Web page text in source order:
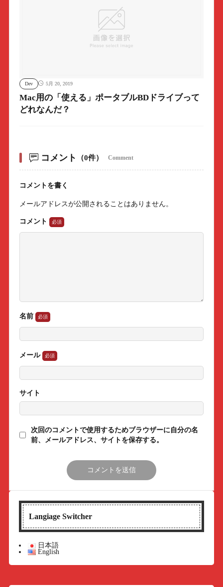
Dev 5月 20, 2019
Mac用の「使える」ポータブルBDドライブって
どれなんだ？
コメント （0件） Comment
コメントを書く
メールアドレスが公開されることはありません。
コメント
名前
メール
サイト
次回のコメントで使用するためブラウザーに自分の名
前、メールアドレス、サイトを保存する。
Langiage Switcher
日本語
English